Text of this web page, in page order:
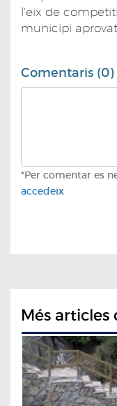
l'eix de
municipi
Comentaris (0)
*Per comentar es
accedeix
Més articles